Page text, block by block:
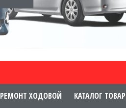
РЕМОНТ ХОДОВОЙ КАТАЛОГ